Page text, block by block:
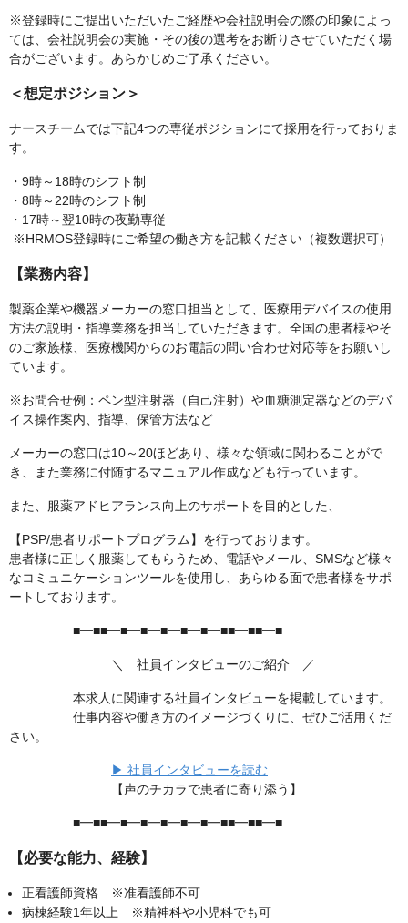
※登録時にご提出いただいたご経歴や会社説明会の際の印象によっ
ては、会社説明会の実施・その後の選考をお断りさせていただく場
合がございます。あらかじめご了承ください。
＜想定ポジション＞
ナースチームでは下記4つの専従ポジションにて採用を行っておりま
す。
・9時～18時のシフト制
・8時～22時のシフト制
・17時～翌10時の夜勤専従
※HRMOS登録時にご希望の働き方を記載ください（複数選択可）
【業務内容】
製薬企業や機器メーカーの窓口担当として、医療用デバイスの使用
方法の説明・指導業務を担当していただきます。全国の患者様やそ
のご家族様、医療機関からのお電話の問い合わせ対応等をお願いし
ています。
※お問合せ例：ペン型注射器（自己注射）や血糖測定器などのデバ
イス操作案内、指導、保管方法など
メーカーの窓口は10～20ほどあり、様々な領域に関わることがで
き、また業務に付随するマニュアル作成なども行っています。
また、服薬アドヒアランス向上のサポートを目的とした、
【PSP/患者サポートプログラム】を行っております。
患者様に正しく服薬してもらうため、電話やメール、SMSなど様々
なコミュニケーションツールを使用し、あらゆる面で患者様をサポ
ートしております。
■━■■━■━■━■━■━■━■■━■■━■
＼ 社員インタビューのご紹介 ／
本求人に関連する社員インタビューを掲載しています。
仕事内容や働き方のイメージづくりに、ぜひご活用くだ
さい。
▶︎ 社員インタビューを読む
【声のチカラで患者に寄り添う】
■━■■━■━■━■━■━■━■■━■■━■
【必要な能力、経験】
正看護師資格 ※准看護師不可
病棟経験1年以上 ※精神科や小児科でも可